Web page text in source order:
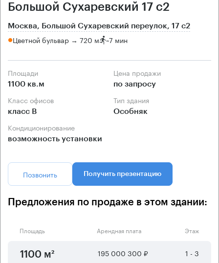
Большой Сухаревский 17 с2
Москва, Большой Сухаревский переулок, 17 с2
Цветной бульвар → 720 м ~7 мин
Площади
1100 кв.м
Цена продажи
по запросу
Класс офисов
класс B
Тип здания
Особняк
Кондиционирование
возможность установки
Позвонить Получить презентацию
Предложения по продаже в этом здании:
Площадь Арендная плата Этаж
1100 м² 195 000 300 ₽ 1 - 3